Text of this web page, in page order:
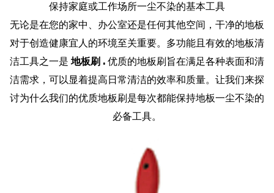
保持家庭或工作场所一尘不染的基本工具
无论是在您的家中、办公室还是任何其他空间，干净的地板
对于创造健康宜人的环境至关重要。多功能且有效的地板清
洁工具之一是 地板刷 . 优质的地板刷旨在满足各种表面和清
洁需求，可以显着提高日常清洁的效率和质量。让我们来探
讨为什么我们的优质地板刷是每次都能保持地板一尘不染的
必备工具。